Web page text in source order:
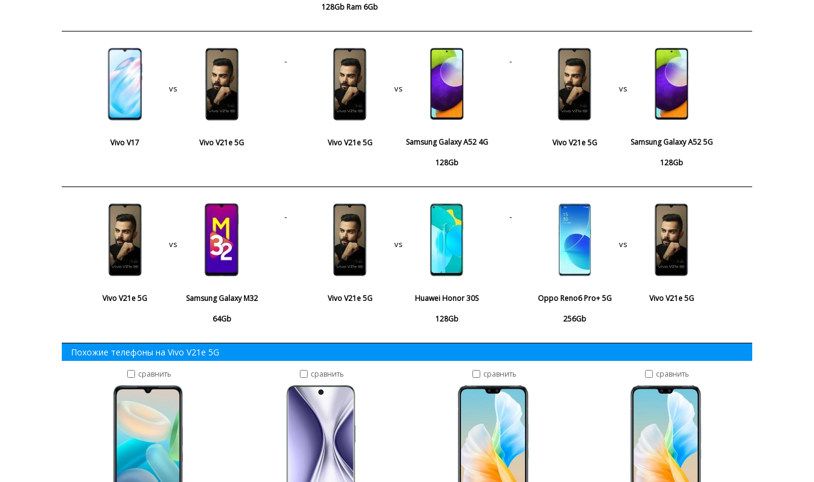
128Gb Ram 6Gb
Vivo V17
vs
Vivo V21e 5G Vivo V21e 5G
vs
Samsung Galaxy A52 4G
128Gb
Vivo V21e 5G
vs
Samsung Galaxy A52 5G
128Gb
Vivo V21e 5G
vs
Samsung Galaxy M32
64Gb
Vivo V21e 5G
vs
Huawei Honor 30S
128Gb
Oppo Reno6 Pro+ 5G
256Gb
vs
Vivo V21e 5G
Похожие телефоны на Vivo V21e 5G
сравнить сравнить сравнить сравнить